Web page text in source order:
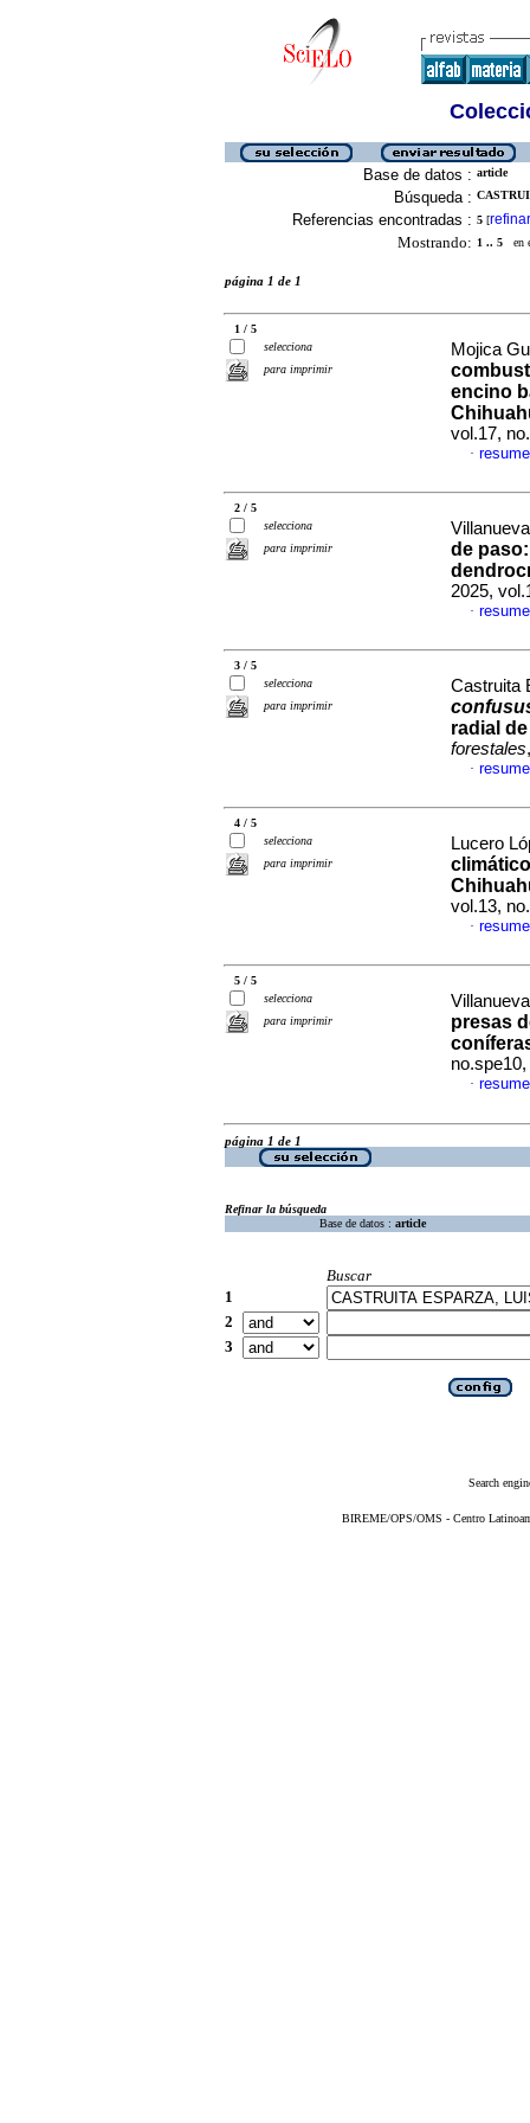
Base de datos : article
Búsqueda :
Referencias encontradas : 5 [refinar
Mostrando: 1 .. 5 en
página 1 de 1
1 / 5
selecciona
para imprimir
Mojica
encino
vol.17,
·
2 / 5
selecciona
para imprimir
de
2025,
·
3 / 5
selecciona
para imprimir
Castruita
radial
forestales
·
4 / 5
selecciona
para imprimir
Lucero
vol.13,
·
5 / 5
selecciona
para imprimir
presas
·
página 1 de 1
Refinar la búsqueda
Base de datos : article
Buscar
1
2
3
Search
BIREME/OPS/OMS - Centro